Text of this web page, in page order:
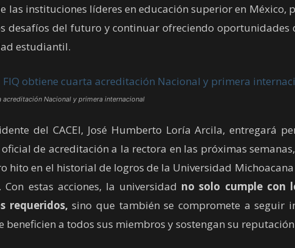
las instituciones líderes en educación superior en México,
desafíos del futuro y continuar ofreciendo oportunidades
estudiantil.
acreditación Nacional y primera internacional
del CACEI, José Humberto Loría Arcila, entregará
de acreditación a la rectora en las próximas
hito en el historial de logros de la Universidad Michoacana
estas acciones, la universidad no solo cumple con
requeridos, sino que también se compromete a seguir
beneficien a todos sus miembros y sostengan su